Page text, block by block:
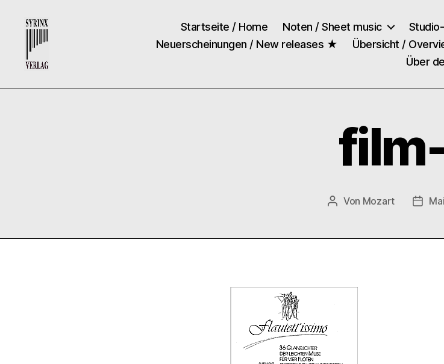
Verlag
Startseite / Home Noten / Sheet music
Neuerscheinungen / New releases ★
Übersicht /
Über
Beitragsautor
Von Mozart